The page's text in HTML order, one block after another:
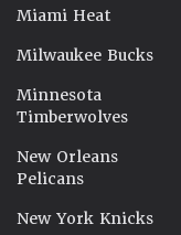
Miami Heat
Milwaukee Bucks
Minnesota
Timberwolves
New Orleans
Pelicans
New York Knicks